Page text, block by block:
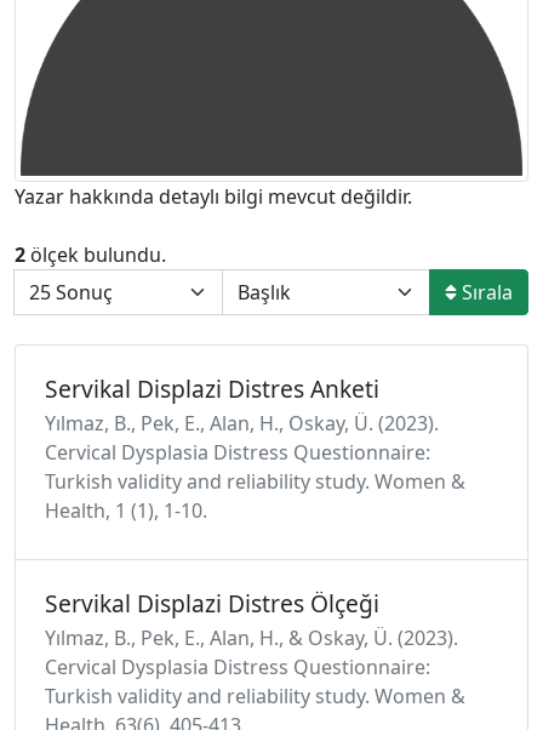
Yazar hakkında detaylı bilgi mevcut değildir.
2 ölçek bulundu.
Sırala
Servikal Displazi Distres Anketi
Yılmaz, B., Pek, E., Alan, H., Oskay, Ü. (2023).
Cervical Dysplasia Distress Questionnaire:
Turkish validity and reliability study. Women &
Health, 1 (1), 1-10.
Servikal Displazi Distres Ölçeği
Yılmaz, B., Pek, E., Alan, H., & Oskay, Ü. (2023).
Cervical Dysplasia Distress Questionnaire:
Turkish validity and reliability study. Women &